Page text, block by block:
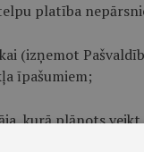
platība
(izņemot
īpašumiem;
kurā plānots
gada (ieskaitot)